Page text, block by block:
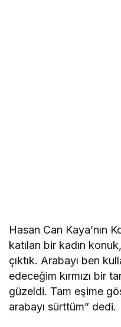
Hasan Can Kaya’nın
katılan bir kadın
çıktık. Arabayı ben
edeceğim kırmızı bir
güzeldi. Tam eşime
arabayı sürttüm” dedi.